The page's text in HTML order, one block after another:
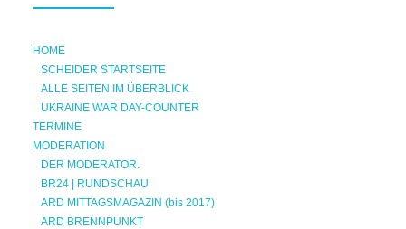
HOME
SCHEIDER STARTSEITE
ALLE SEITEN IM ÜBERBLICK
UKRAINE WAR DAY-COUNTER
TERMINE
MODERATION
DER MODERATOR.
BR24 | RUNDSCHAU
ARD MITTAGSMAGAZIN (bis 2017)
ARD BRENNPUNKT